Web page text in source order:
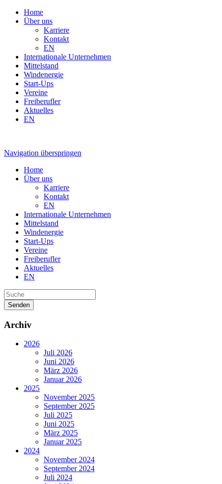
Home
Über uns
Karriere
Kontakt
EN
Internationale Unternehmen
Mittelstand
Windenergie
Start-Ups
Vereine
Freiberufler
Aktuelles
EN
Navigation überspringen
Home
Über uns
Karriere
Kontakt
EN
Internationale Unternehmen
Mittelstand
Windenergie
Start-Ups
Vereine
Freiberufler
Aktuelles
EN
Senden
Archiv
2026
Juli 2026
Juni 2026
März 2026
Januar 2026
2025
November 2025
September 2025
Juli 2025
Juni 2025
März 2025
Januar 2025
2024
November 2024
September 2024
Juli 2024